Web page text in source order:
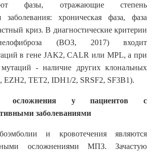
фазы, отражающие степень
заболевания: хроническая фаза, фаза
криз. В диагностические критерии
(ВОЗ, 2017) входит
в гене JAK2, CALR или MPL, а при
мутаций - наличие других клональных
EZH2, TET2, IDH1/2, SRSF2, SF3B1).
осложнения у пациентов с
заболеваниями
и кровотечения являются
осложнениями МПЗ. Зачастую